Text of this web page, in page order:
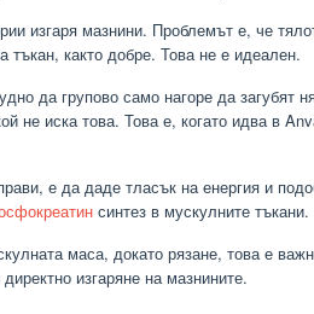
изгаря мазнини. Проблемът е, че
тъкан, както добре. Това не е идеален.
да групово само нагоре да загубят
не иска това. Това е, когато идва в
е да даде тласък на енергия и
синтез в мускулните тъкани.
маса, докато рязане, това е
изгаряне на мазнините.